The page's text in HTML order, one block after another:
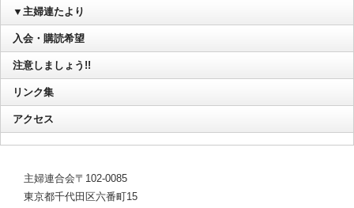
▼主婦連たより
入会・購読希望
注意しましょう!!
リンク集
アクセス
主婦連合会〒102-0085
東京都千代田区六番町15